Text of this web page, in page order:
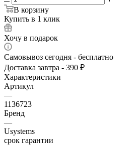
В корзину
Купить в 1 клик
Хочу в подарок
Самовывоз сегодня - бесплатно
Доставка завтра - 390 ₽
Характеристики
Артикул
—
1136723
Бренд
—
Usystems
срок гарантии